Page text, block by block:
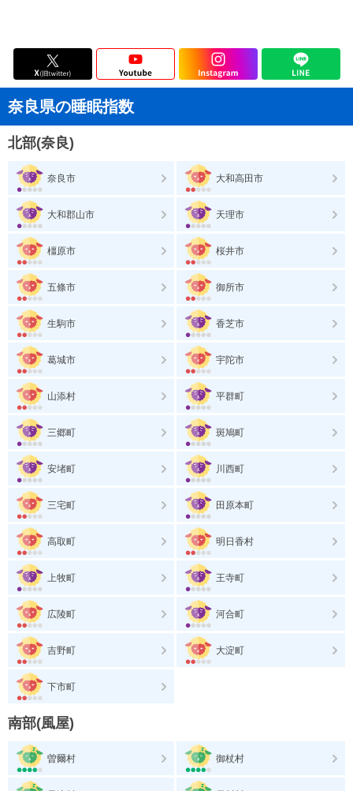
奈良県の睡眠指数
北部(奈良)
奈良市 大和高田市
大和郡山市 天理市
橿原市 桜井市
五條市 御所市
生駒市 香芝市
葛城市 宇陀市
山添村 平群町
三郷町 斑鳩町
安堵町 川西町
三宅町 田原本町
高取町 明日香村
上牧町 王寺町
広陵町 河合町
吉野町 大淀町
下市町
南部(風屋)
曽爾村 御杖村